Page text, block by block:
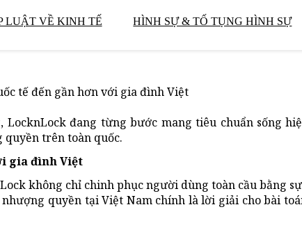
LUẬT VỀ KINH TẾ HÌNH SỰ & TỐ TỤNG HÌNH SỰ
tế đến gần hơn với gia đình Việt
LocknLock đang từng bước mang tiêu chuẩn sống
trên toàn quốc.
gia đình Việt
không chỉ chinh phục người dùng toàn cầu bằng
quyền tại Việt Nam chính là lời giải cho bài